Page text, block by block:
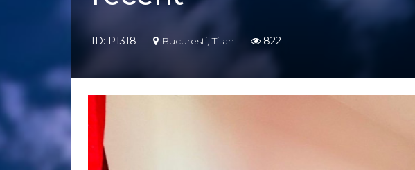
ID: P1318 Bucuresti, Titan 822